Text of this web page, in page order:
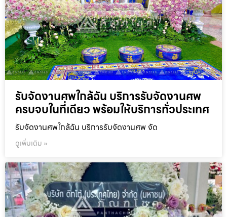
รับจัดงานศพใกล้ฉัน บริการรับจัดงานศพ
ครบจบในที่เดียว พร้อมให้บริการทั่วประเทศ
รับจัดงานศพใกล้ฉัน บริการรับจัดงานศพ จัด
ดูเพิ่มเติม »